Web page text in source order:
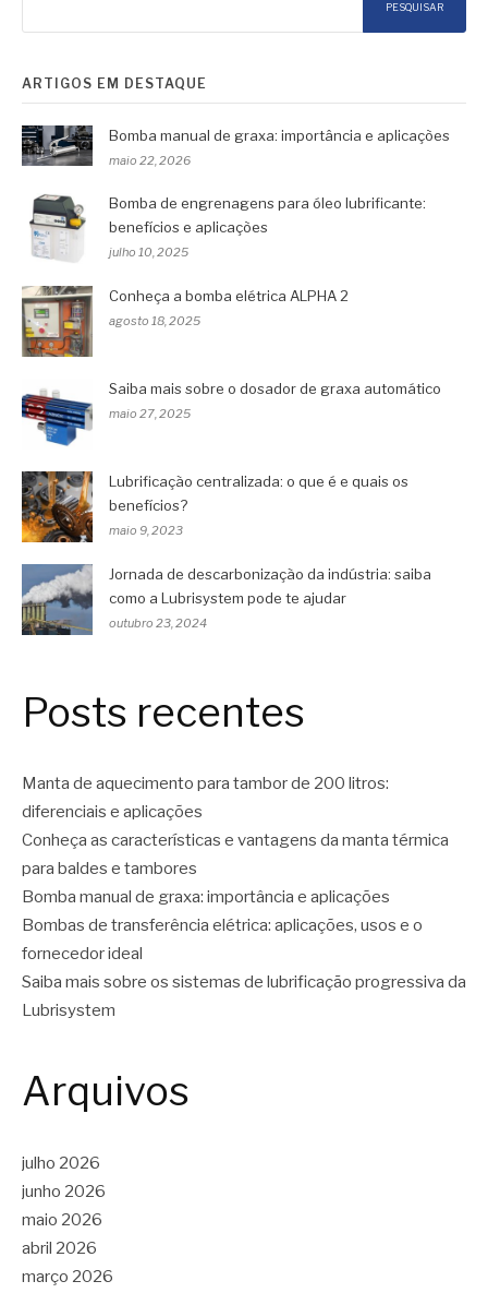
PESQUISAR
ARTIGOS EM DESTAQUE
Bomba manual de graxa: importância e aplicações
maio 22, 2026
Bomba de engrenagens para óleo lubrificante:
benefícios e aplicações
julho 10, 2025
Conheça a bomba elétrica ALPHA 2
agosto 18, 2025
Saiba mais sobre o dosador de graxa automático
maio 27, 2025
Lubrificação centralizada: o que é e quais os
benefícios?
maio 9, 2023
Jornada de descarbonização da indústria: saiba
como a Lubrisystem pode te ajudar
outubro 23, 2024
Posts recentes
Manta de aquecimento para tambor de 200 litros:
diferenciais e aplicações
Conheça as características e vantagens da manta térmica
para baldes e tambores
Bomba manual de graxa: importância e aplicações
Bombas de transferência elétrica: aplicações, usos e o
fornecedor ideal
Saiba mais sobre os sistemas de lubrificação progressiva da
Lubrisystem
Arquivos
julho 2026
junho 2026
maio 2026
abril 2026
março 2026